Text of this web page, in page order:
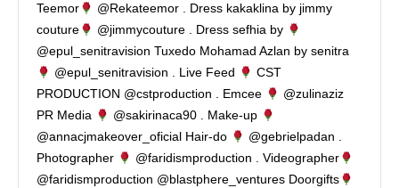
Teemor
@Rekateemor . Dress kakaklina by jimmy
couture
@jimmycouture . Dress sefhia by
@epul_senitravision Tuxedo Mohamad Azlan by senitra
@epul_senitravision . Live Feed
CST
PRODUCTION @cstproduction . Emcee
@zulinaziz
PR Media
@sakirinaca90 . Make-up
@annacjmakeover_oficial Hair-do
@gebrielpadan .
Photographer
@faridismproduction . Videographer
@faridismproduction @blastphere_ventures Doorgifts